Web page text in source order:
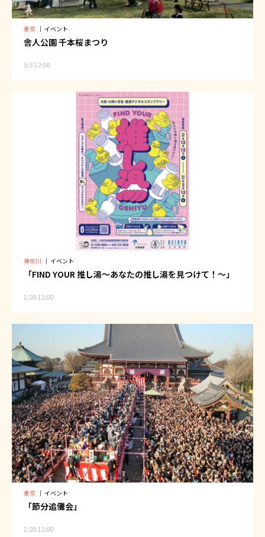
東京 ｜ イベント
舎人公園 千本桜まつり
3/3 12:00
神奈川 ｜ イベント
「FIND YOUR 推し湯～あなたの推し湯を見つけて！～」
1/20 12:00
東京 ｜ イベント
「節分追儺会」
1/20 12:00